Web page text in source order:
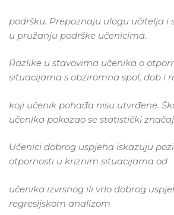
podršku. Prepoznaju ulogu učitelja i
u pružanju podrške učenicima.
Razlike u stavovima učenika o
situacijama s obziromna spol, dob i
koji učenik pohađa nisu utvrđene.
učenika pokazao se statistički
Učenici dobrog uspjeha iskazuju
otpornosti u kriznim situacijama od
učenika izvrsnog ili vrlo dobrog
regresijskom analizom